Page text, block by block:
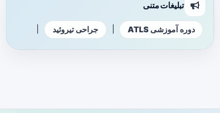
تبلیغات متنی
دوره آموزشی ATLS جراحی تیروئید